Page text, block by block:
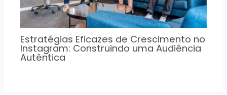
Estratégias Eficazes de Crescimento no
Instagram: Construindo uma Audiência
Autêntica